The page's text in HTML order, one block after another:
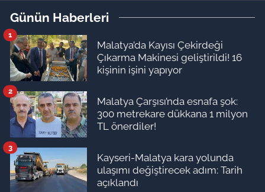
Günün Haberleri
Malatya’da Kayısı Çekirdeği
Çıkarma Makinesi geliştirildi! 16
kişinin işini yapıyor
1
Malatya Çarşısı’nda esnafa şok:
300 metrekare dükkana 1 milyon
TL önerdiler!
2
Kayseri-Malatya kara yolunda
ulaşımı değiştirecek adım: Tarih
açıklandı
3